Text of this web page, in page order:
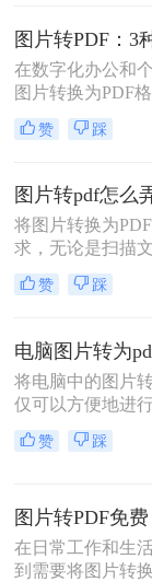
片转PDF的方法。
在数字化办公和
图片转换为PDF
长。PDF（
Format）因其跨
享。那么如何把
本文将介绍几种
完成图片到PDF
赞 踩
将图片转换为
求，无论是扫描
整理资料，PDF
内容的完整性和
机、在线工具等
一种适合你！
赞 踩
将电脑中的图片
仅可以方便地进
查看，还能有效
和隐私信息。那
片到PDF的转换。
赞 踩
在日常工作和生
到需要将图片转